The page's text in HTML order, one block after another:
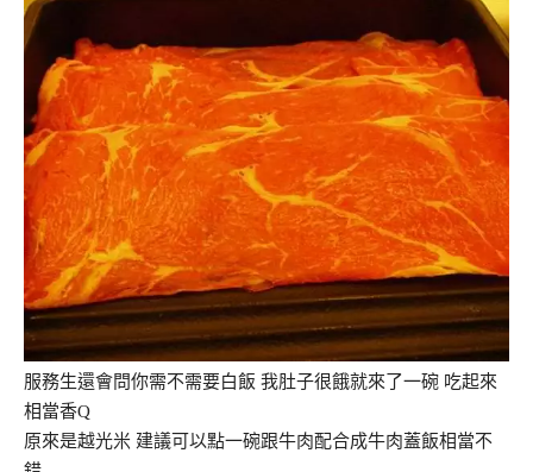
服務生還會問你需不需要白飯 我肚子很餓就來了一碗 吃起來
相當香Q
原來是越光米 建議可以點一碗跟牛肉配合成牛肉蓋飯相當不